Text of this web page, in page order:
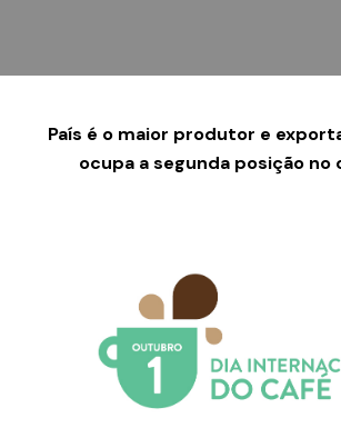
País é o maior produtor e
ocupa a segunda posição no